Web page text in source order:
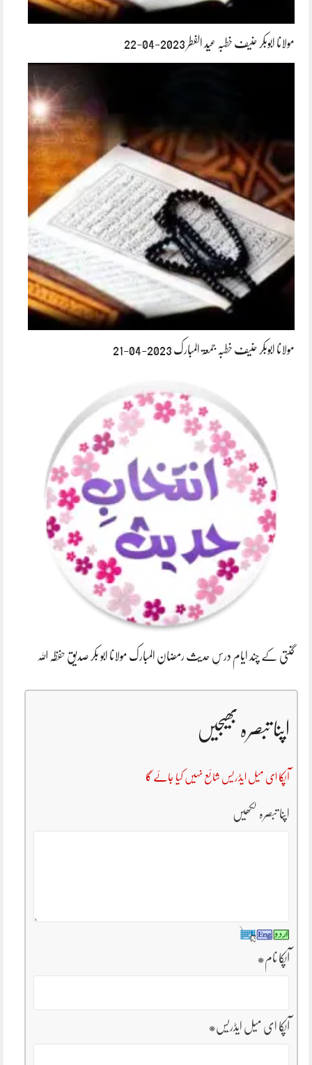
مولانا ابوبکر حنیف خطبہ عید الفطر 2023-04-22
مولانا ابوبکر حنیف خطبہ جمعۃ المبارک 2023-04-21
گنتی کے چند ایام درسِ حدیث رمضان المبارک مولانا ابو بکر صدیق حفظہ اللہ
اپنا تبصرہ بھیجیں
آپکا ای میل ایڈریس شائع نہیں کیا جائے گا
اپنا تبصرہ لکھیں
آپکا نام*
آپکا ای میل ایڈریس*